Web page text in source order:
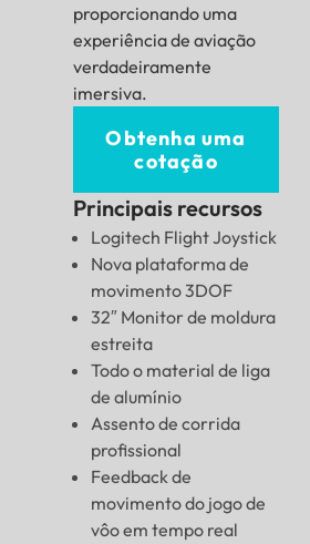
proporcionando uma
experiência de aviação
verdadeiramente
imersiva.
Obtenha uma
cotação
Principais recursos
Logitech Flight Joystick
Nova plataforma de
movimento 3DOF
32″ Monitor de moldura
estreita
Todo o material de liga
de alumínio
Assento de corrida
profissional
Feedback de
movimento do jogo de
vôo em tempo real